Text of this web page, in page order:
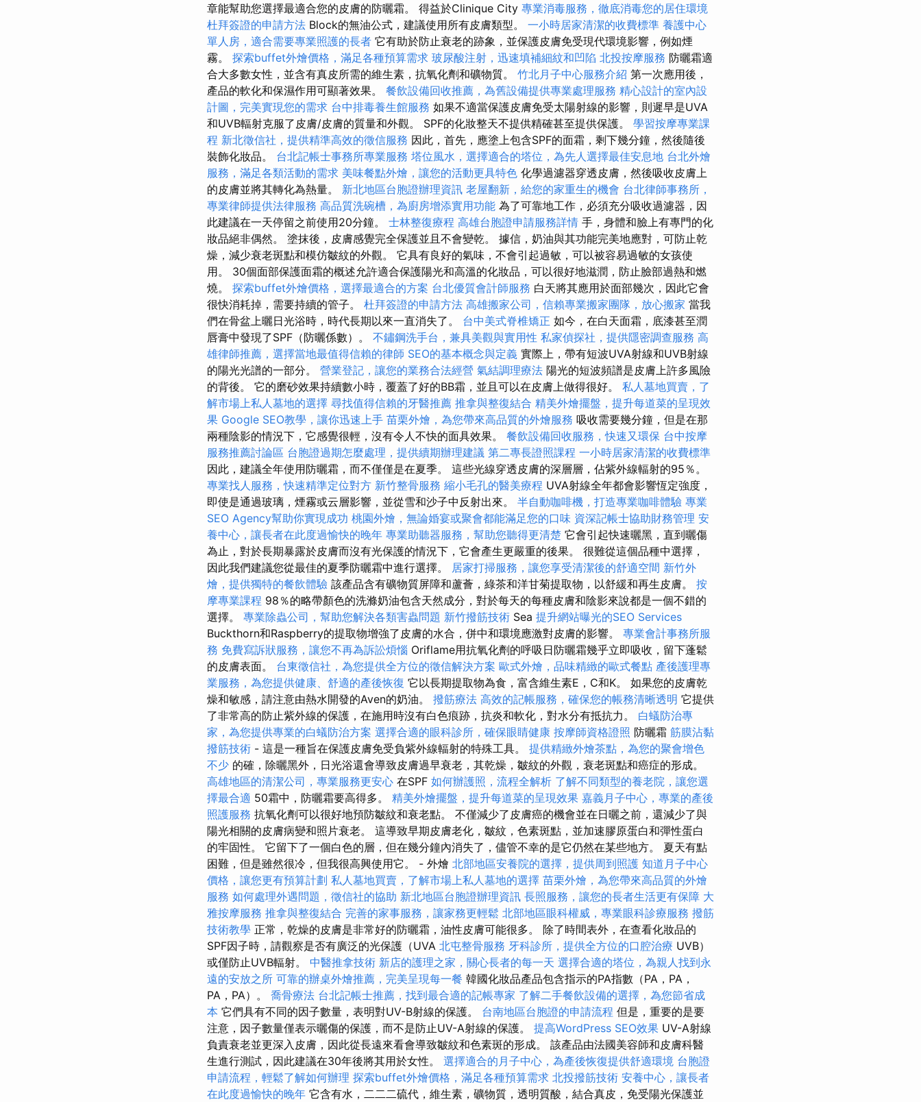
章能幫助您選擇最適合您的皮膚的防曬霜。 得益於Clinique City 專業消毒服務，徹底消毒您的居住環境
杜拜簽證的申請方法 Block的無油公式，建議使用所有皮膚類型。 一小時居家清潔的收費標準 養護中心
單人房，適合需要專業照護的長者 它有助於防止衰老的跡象，並保護皮膚免受現代環境影響，例如煙
霧。 探索buffet外燴價格，滿足各種預算需求 玻尿酸注射，迅速填補細紋和凹陷 北投按摩服務 防曬霜適
合大多數女性，並含有真皮所需的維生素，抗氧化劑和礦物質。 竹北月子中心服務介紹 第一次應用後，
產品的軟化和保濕作用可顯著效果。 餐飲設備回收推薦，為舊設備提供專業處理服務 精心設計的室內設
計圖，完美實現您的需求 台中排毒養生館服務 如果不適當保護皮膚免受太陽射線的影響，則遲早是UVA
和UVB輻射克服了皮膚/皮膚的質量和外觀。 SPF的化妝整天不提供精確甚至提供保護。 學習按摩專業課
程 新北徵信社，提供精準高效的徵信服務 因此，首先，應塗上包含SPF的面霜，剩下幾分鐘，然後隨後
裝飾化妝品。 台北記帳士事務所專業服務 塔位風水，選擇適合的塔位，為先人選擇最佳安息地 台北外燴
服務，滿足各類活動的需求 美味餐點外燴，讓您的活動更具特色 化學過濾器穿透皮膚，然後吸收皮膚上
的皮膚並將其轉化為熱量。 新北地區台胞證辦理資訊 老屋翻新，給您的家重生的機會 台北律師事務所，
專業律師提供法律服務 高品質洗碗槽，為廚房增添實用功能 為了可靠地工作，必須充分吸收過濾器，因
此建議在一天停留之前使用20分鐘。 士林整復療程 高雄台胞證申請服務詳情 手，身體和臉上有專門的化
妝品絕非偶然。 塗抹後，皮膚感覺完全保護並且不會變乾。 據信，奶油與其功能完美地應對，可防止乾
燥，減少衰老斑點和模仿皺紋的外觀。 它具有良好的氣味，不會引起過敏，可以被容易過敏的女孩使
用。 30個面部保護面霜的概述允許適合保護陽光和高溫的化妝品，可以很好地滋潤，防止臉部過熱和燃
燒。 探索buffet外燴價格，選擇最適合的方案 台北優質會計師服務 白天將其應用於面部幾次，因此它會
很快消耗掉，需要持續的管子。 杜拜簽證的申請方法 高雄搬家公司，信賴專業搬家團隊，放心搬家 當我
們在骨盆上曬日光浴時，時代長期以來一直消失了。 台中美式脊椎矯正 如今，在白天面霜，底漆甚至潤
唇膏中發現了SPF（防曬係數）。 不鏽鋼洗手台，兼具美觀與實用性 私家偵探社，提供隱密調查服務 高
雄律師推薦，選擇當地最值得信賴的律師 SEO的基本概念與定義 實際上，帶有短波UVA射線和UVB射線
的陽光光譜的一部分。 營業登記，讓您的業務合法經營 氣結調理療法 陽光的短波頻譜是皮膚上許多風險
的背後。 它的磨砂效果持續數小時，覆蓋了好的BB霜，並且可以在皮膚上做得很好。 私人墓地買賣，了
解市場上私人墓地的選擇 尋找值得信賴的牙醫推薦 推拿與整復結合 精美外燴擺盤，提升每道菜的呈現效
果 Google SEO教學，讓你迅速上手 苗栗外燴，為您帶來高品質的外燴服務 吸收需要幾分鐘，但是在那
兩種陰影的情況下，它感覺很輕，沒有令人不快的面具效果。 餐飲設備回收服務，快速又環保 台中按摩
服務推薦討論區 台胞證過期怎麼處理，提供續期辦理建議 第二專長證照課程 一小時居家清潔的收費標準
因此，建議全年使用防曬霜，而不僅僅是在夏季。 這些光線穿透皮膚的深層層，佔紫外線輻射的95％。
專業找人服務，快速精準定位對方 新竹整骨服務 縮小毛孔的醫美療程 UVA射線全年都會影響恆定強度，
即使是通過玻璃，煙霧或云層影響，並從雪和沙子中反射出來。 半自動咖啡機，打造專業咖啡體驗 專業
SEO Agency幫助你實現成功 桃園外燴，無論婚宴或聚會都能滿足您的口味 資深記帳士協助財務管理 安
養中心，讓長者在此度過愉快的晚年 專業助聽器服務，幫助您聽得更清楚 它會引起快速曬黑，直到曬傷
為止，對於長期暴露於皮膚而沒有光保護的情況下，它會產生更嚴重的後果。 很難從這個品種中選擇，
因此我們建議您從最佳的夏季防曬霜中進行選擇。 居家打掃服務，讓您享受清潔後的舒適空間 新竹外
燴，提供獨特的餐飲體驗 該產品含有礦物質屏障和蘆薈，綠茶和洋甘菊提取物，以舒緩和再生皮膚。 按
摩專業課程 98％的略帶顏色的洗滌奶油包含天然成分，對於每天的每種皮膚和陰影來說都是一個不錯的
選擇。 專業除蟲公司，幫助您解決各類害蟲問題 新竹撥筋技術 Sea 提升網站曝光的SEO Services
Buckthorn和Raspberry的提取物增強了皮膚的水合，併中和環境應激對皮膚的影響。 專業會計事務所服
務 免費寫訴狀服務，讓您不再為訴訟煩惱 Oriflame用抗氧化劑的呼吸日防曬霜幾乎立即吸收，留下蓬鬆
的皮膚表面。 台東徵信社，為您提供全方位的徵信解決方案 歐式外燴，品味精緻的歐式餐點 產後護理專
業服務，為您提供健康、舒適的產後恢復 它以長期提取物為食，富含維生素E，C和K。 如果您的皮膚乾
燥和敏感，請注意由熱水開發的Aven的奶油。 撥筋療法 高效的記帳服務，確保您的帳務清晰透明 它提供
了非常高的防止紫外線的保護，在施用時沒有白色痕跡，抗炎和軟化，對水分有抵抗力。 白蟻防治專
家，為您提供專業的白蟻防治方案 選擇合適的眼科診所，確保眼睛健康 按摩師資格證照 防曬霜 筋膜沾黏
撥筋技術 - 這是一種旨在保護皮膚免受負紫外線輻射的特殊工具。 提供精緻外燴茶點，為您的聚會增色
不少 的確，除曬黑外，日光浴還會導致皮膚過早衰老，其乾燥，皺紋的外觀，衰老斑點和癌症的形成。
高雄地區的清潔公司，專業服務更安心 在SPF 如何辦護照，流程全解析 了解不同類型的養老院，讓您選
擇最合適 50霜中，防曬霜要高得多。 精美外燴擺盤，提升每道菜的呈現效果 嘉義月子中心，專業的產後
照護服務 抗氧化劑可以很好地預防皺紋和衰老點。 不僅減少了皮膚癌的機會並在日曬之前，還減少了與
陽光相關的皮膚病變和照片衰老。 這導致早期皮膚老化，皺紋，色素斑點，並加速膠原蛋白和彈性蛋白
的牢固性。 它留下了一個白色的層，但在幾分鐘內消失了，儘管不幸的是它仍然在某些地方。 夏天有點
困難，但是雖然很冷，但我很高興使用它。 - 外燴 北部地區安養院的選擇，提供周到照護 知道月子中心
價格，讓您更有預算計劃 私人墓地買賣，了解市場上私人墓地的選擇 苗栗外燴，為您帶來高品質的外燴
服務 如何處理外遇問題，徵信社的協助 新北地區台胞證辦理資訊 長照服務，讓您的長者生活更有保障 大
雅按摩服務 推拿與整復結合 完善的家事服務，讓家務更輕鬆 北部地區眼科權威，專業眼科診療服務 撥筋
技術教學 正常，乾燥的皮膚是非常好的防曬霜，油性皮膚可能很多。 除了時間表外，在查看化妝品的
SPF因子時，請觀察是否有廣泛的光保護（UVA 北屯整骨服務 牙科診所，提供全方位的口腔治療 UVB）
或僅防止UVB輻射。 中醫推拿技術 新店的護理之家，關心長者的每一天 選擇合適的塔位，為親人找到永
遠的安放之所 可靠的辦桌外燴推薦，完美呈現每一餐 韓國化妝品產品包含指示的PA指數（PA，PA，
PA，PA）。 喬骨療法 台北記帳士推薦，找到最合適的記帳專家 了解二手餐飲設備的選擇，為您節省成
本 它們具有不同的因子數量，表明對UV-B射線的保護。 台南地區台胞證的申請流程 但是，重要的是要
注意，因子數量僅表示曬傷的保護，而不是防止UV-A射線的保護。 提高WordPress SEO效果 UV-A射線
負責衰老並更深入皮膚，因此從長遠來看會導致皺紋和色素斑的形成。 該產品由法國美容師和皮膚科醫
生進行測試，因此建議在30年後將其用於女性。 選擇適合的月子中心，為產後恢復提供舒適環境 台胞證
申請流程，輕鬆了解如何辦理 探索buffet外燴價格，滿足各種預算需求 北投撥筋技術 安養中心，讓長者
在此度過愉快的晚年 它含有水，二二二硫代，維生素，礦物質，透明質酸，結合真皮，免受陽光保護並